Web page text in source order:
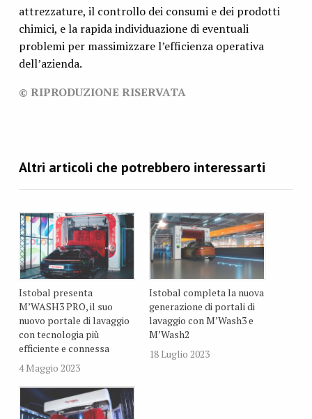
attrezzature, il controllo dei consumi e dei prodotti
chimici, e la rapida individuazione di eventuali
problemi per massimizzare l’efficienza operativa
dell’azienda.
© RIPRODUZIONE RISERVATA
Istobal presenta
M’WASH3 PRO, il suo
nuovo portale di lavaggio
con tecnologia più
efficiente e connessa
4 Maggio 2023
Istobal completa la nuova
generazione di portali di
lavaggio con M’Wash3 e
M’Wash2
18 Luglio 2023